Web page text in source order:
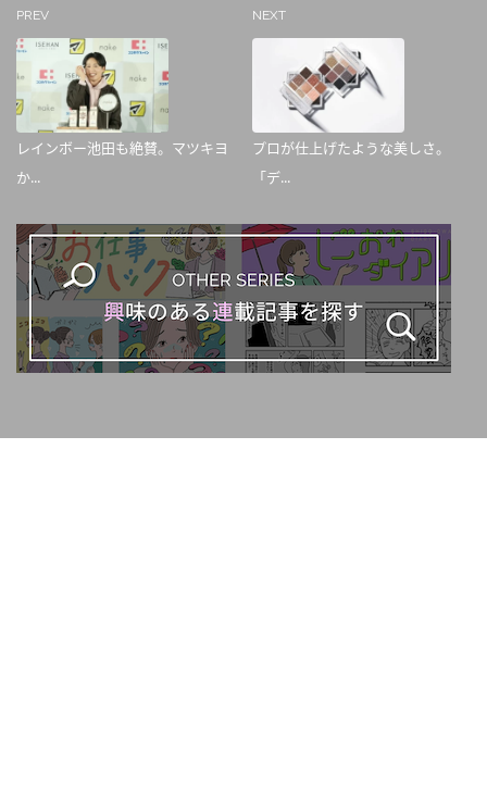
PREV
レインボー池田も絶賛。マツキヨ
か...
NEXT
プロが仕上げたような美しさ。
「デ...